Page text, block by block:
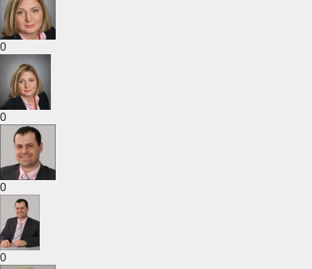
0
0
0
0